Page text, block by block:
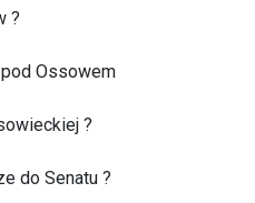
?
Ossowem
?
do Senatu ?